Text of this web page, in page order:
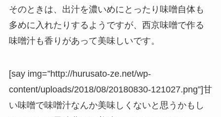
そのときは、出汁を濃いめにとったり味噌自体も
多めに入れたりするようですが、西京味噌で作る
味噌汁も香りがあって美味しいです。
[say img=”http://hurusato-ze.net/wp-
content/uploads/2018/08/20180830-121027.png”]甘
い味噌で味噌汁なんか美味しくないと思うかもし